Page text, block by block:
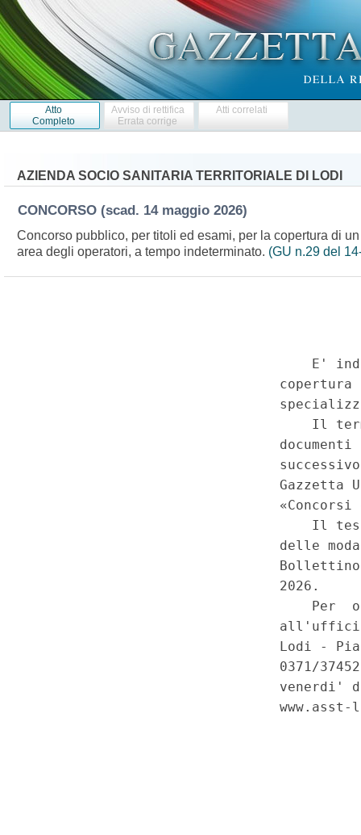
Atto
Completo
Avviso di rettifica
Errata corrige
Atti correlati
AZIENDA SOCIO SANITARIA TERRITORIALE DI LODI
CONCORSO (scad. 14 maggio 2026)
Concorso pubblico, per titoli ed esami, per la copertura di
area degli operatori, a tempo indeterminato. (GU n.29 del